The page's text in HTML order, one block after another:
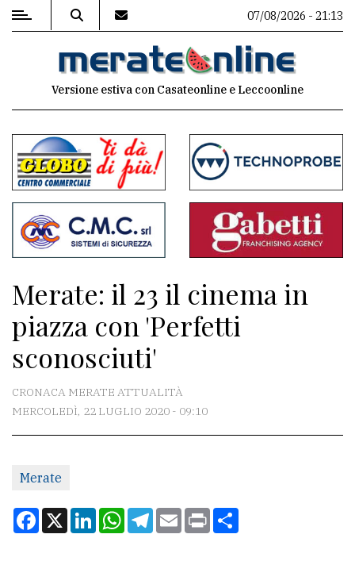
MENU
commenti
Contenuti
del
sito
Associazioni
Meteo
CONTATTI
Scrivici
Per
la
07/08/2026 - 21:13
Versione estiva con Casateonline e Leccoonline
Merate: il 23 il cinema in
piazza con 'Perfetti
sconosciuti'
CRONACA MERATE ATTUALITÀ
MERCOLEDÌ, 22 LUGLIO 2020 - 09:10
Merate
Facebook
X LinkedInWhatsApp
Telegram
EmailPrint